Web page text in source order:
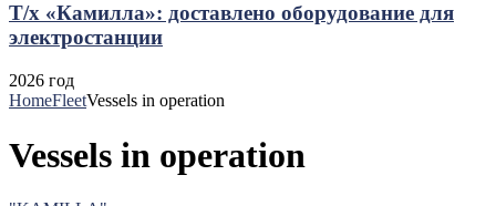
Т/х «Камилла»: доставлено оборудование для
электростанции
2026 год
HomeFleetVessels in operation
Vessels in operation